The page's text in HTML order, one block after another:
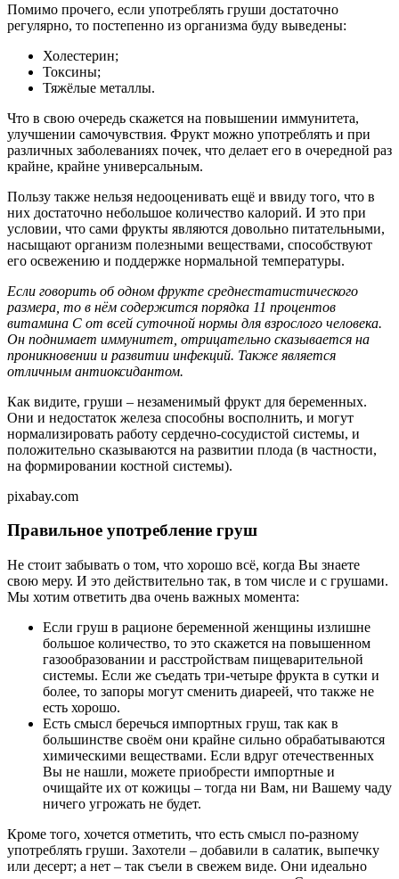
Помимо прочего, если употреблять груши достаточно
регулярно, то постепенно из организма буду выведены:
Холестерин;
Токсины;
Тяжёлые металлы.
Что в свою очередь скажется на повышении иммунитета,
улучшении самочувствия. Фрукт можно употреблять и при
различных заболеваниях почек, что делает его в очередной раз
крайне, крайне универсальным.
Пользу также нельзя недооценивать ещё и ввиду того, что в
них достаточно небольшое количество калорий. И это при
условии, что сами фрукты являются довольно питательными,
насыщают организм полезными веществами, способствуют
его освежению и поддержке нормальной температуры.
Если говорить об одном фрукте среднестатистического
размера, то в нём содержится порядка 11 процентов
витамина С от всей суточной нормы для взрослого человека.
Он поднимает иммунитет, отрицательно сказывается на
проникновении и развитии инфекций. Также является
отличным антиоксидантом.
Как видите, груши – незаменимый фрукт для беременных.
Они и недостаток железа способны восполнить, и могут
нормализировать работу сердечно-сосудистой системы, и
положительно сказываются на развитии плода (в частности,
на формировании костной системы).
pixabay.com
Правильное употребление груш
Не стоит забывать о том, что хорошо всё, когда Вы знаете
свою меру. И это действительно так, в том числе и с грушами.
Мы хотим ответить два очень важных момента:
Если груш в рационе беременной женщины излишне
большое количество, то это скажется на повышенном
газообразовании и расстройствам пищеварительной
системы. Если же съедать три-четыре фрукта в сутки и
более, то запоры могут сменить диареей, что также не
есть хорошо.
Есть смысл беречься импортных груш, так как в
большинстве своём они крайне сильно обрабатываются
химическими веществами. Если вдруг отечественных
Вы не нашли, можете приобрести импортные и
очищайте их от кожицы – тогда ни Вам, ни Вашему чаду
ничего угрожать не будет.
Кроме того, хочется отметить, что есть смысл по-разному
употреблять груши. Захотели – добавили в салатик, выпечку
или десерт; а нет – так съели в свежем виде. Они идеально